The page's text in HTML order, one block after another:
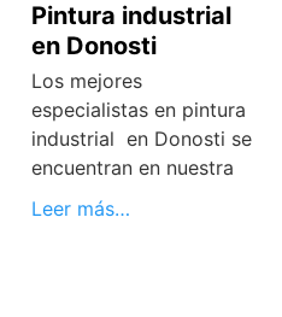
Pintura industrial
en Donosti
Los mejores
especialistas en pintura
industrial en Donosti se
encuentran en nuestra
Leer más…